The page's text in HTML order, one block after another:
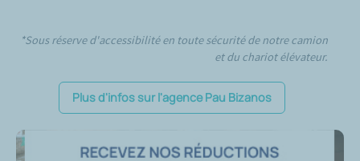
*Sous réserve d'accessibilité en toute sécurité de notre camion
et du chariot élévateur.
Plus d'infos sur l'agence Pau Bizanos